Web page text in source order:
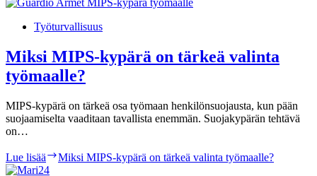
Työturvallisuus
Miksi MIPS-kypärä on tärkeä valinta
työmaalle?
MIPS-kypärä on tärkeä osa työmaan henkilönsuojausta, kun pään
suojaamiselta vaaditaan tavallista enemmän. Suojakypärän tehtävä
on…
Lue lisää Miksi MIPS-kypärä on tärkeä valinta työmaalle?